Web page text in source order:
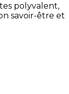
polyvalent,
savoir-être et